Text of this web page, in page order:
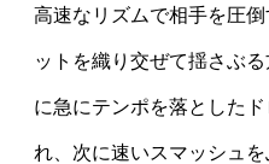
高速なリズムで相手を圧
ットを織り交ぜて揺さぶ
に急にテンポを落とした
れ、次に速いスマッシュ